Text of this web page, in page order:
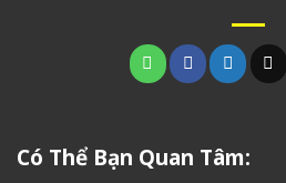
Có Thể Bạn Quan Tâm: